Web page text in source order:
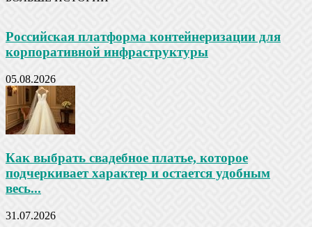
Российская платформа контейнеризации для
корпоративной инфраструктуры
05.08.2026
Как выбрать свадебное платье, которое
подчеркивает характер и остается удобным
весь...
31.07.2026